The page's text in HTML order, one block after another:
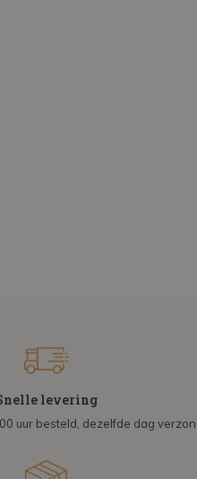
levering
uur besteld, dezelfde dag